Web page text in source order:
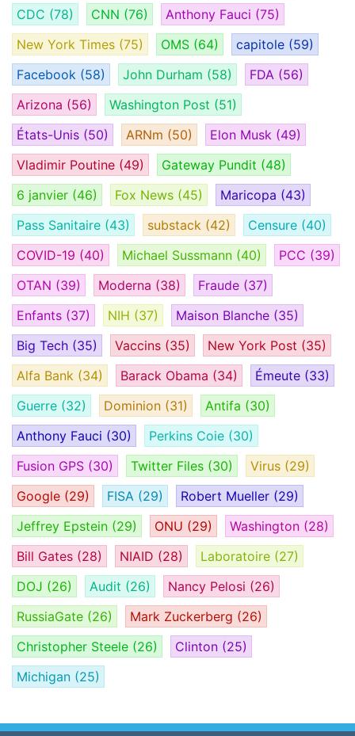
CDC (78) CNN (76) Anthony Fauci (75)
New York Times (75) OMS (64) capitole (59)
Facebook (58) John Durham (58) FDA (56)
Arizona (56) Washington Post (51)
États-Unis (50) ARNm (50) Elon Musk (49)
Vladimir Poutine (49) Gateway Pundit (48)
6 janvier (46) Fox News (45) Maricopa (43)
Pass Sanitaire (43) substack (42) Censure (40)
COVID-19 (40) Michael Sussmann (40) PCC (39)
OTAN (39) Moderna (38) Fraude (37)
Enfants (37) NIH (37) Maison Blanche (35)
Big Tech (35) Vaccins (35) New York Post (35)
Alfa Bank (34) Barack Obama (34) Émeute (33)
Guerre (32) Dominion (31) Antifa (30)
Anthony Fauci (30) Perkins Coie (30)
Fusion GPS (30) Twitter Files (30) Virus (29)
Google (29) FISA (29) Robert Mueller (29)
Jeffrey Epstein (29) ONU (29) Washington (28)
Bill Gates (28) NIAID (28) Laboratoire (27)
DOJ (26) Audit (26) Nancy Pelosi (26)
RussiaGate (26) Mark Zuckerberg (26)
Christopher Steele (26) Clinton (25)
Michigan (25)